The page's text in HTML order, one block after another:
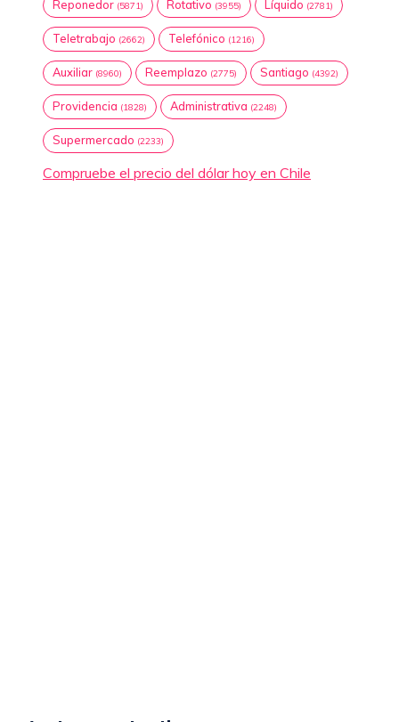
Reponedor (5871) Rotativo (3955) Líquido (2781)
Teletrabajo (2662) Telefónico (1216)
Auxiliar (8960) Reemplazo (2775) Santiago (4392)
Providencia (1828) Administrativa (2248)
Supermercado (2233)
Compruebe el precio del dólar hoy en Chile